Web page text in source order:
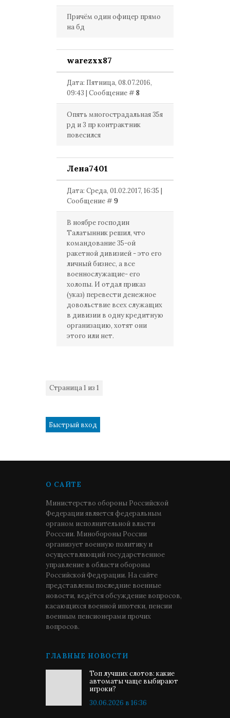
Причём один офицер прямо
на бд
warezxx87
Дата: Пятница, 08.07.2016,
09:43 | Сообщение #8
Опять многострадальная 35я
рд и 3 пр контрактник
повесился
Лена7401
Дата: Среда, 01.02.2017, 16:35 |
Сообщение #9
В ноябре господин
Талатынник решил, что
командование 35-ой
ракетной дивизией - это его
личный бизнес, а все
военнослужащие- его
холопы. И отдал приказ
(указ) перевести денежное
довольствие всех служащих
в дивизии в одну кредитную
организацию, хотят они
этого или нет.
Страница1 из 1
О САЙТЕ
Министерство обороны Российской
Федерации является федеральным
органом исполнительной власти
Росссии. Минобороны России
организует военную политику и
осуществляющий государственное
управление в области обороны
Российской Федерации. На сайте
представлены последние военные
новости, ведётся обсуждение вопросов,
касающихся военной ипотеки, пенсии
военным пенсионерами прочих
вопросов.
ГЛАВНЫЕ НОВОСТИ
Топ лучших слотов: какие
автоматы чаще выбирают
игроки?
30.06.2026 в 16:36